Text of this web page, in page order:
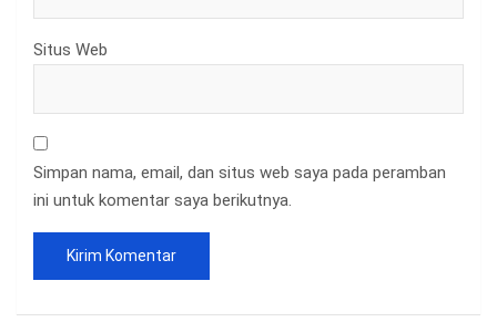
Situs Web
Simpan nama, email, dan situs web saya pada peramban
ini untuk komentar saya berikutnya.